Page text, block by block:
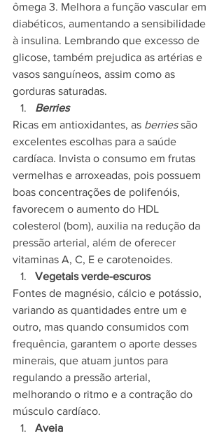
ômega 3. Melhora a função vascular em
diabéticos, aumentando a sensibilidade
à insulina. Lembrando que excesso de
glicose, também prejudica as artérias e
vasos sanguíneos, assim como as
gorduras saturadas.
Berries
Ricas em antioxidantes, as berries são
excelentes escolhas para a saúde
cardíaca. Invista o consumo em frutas
vermelhas e arroxeadas, pois possuem
boas concentrações de polifenóis,
favorecem o aumento do HDL
colesterol (bom), auxilia na redução da
pressão arterial, além de oferecer
vitaminas A, C, E e carotenoides.
Vegetais verde-escuros
Fontes de magnésio, cálcio e potássio,
variando as quantidades entre um e
outro, mas quando consumidos com
frequência, garantem o aporte desses
minerais, que atuam juntos para
regulando a pressão arterial,
melhorando o ritmo e a contração do
músculo cardíaco.
Aveia